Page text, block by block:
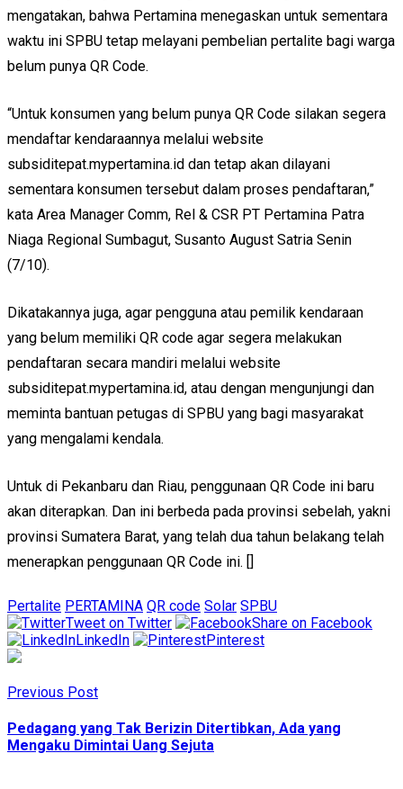
mengatakan, bahwa Pertamina menegaskan untuk sementara
waktu ini SPBU tetap melayani pembelian pertalite bagi warga
belum punya QR Code.
“Untuk konsumen yang belum punya QR Code silakan segera
mendaftar kendaraannya melalui website
subsiditepat.mypertamina.id dan tetap akan dilayani
sementara konsumen tersebut dalam proses pendaftaran,”
kata Area Manager Comm, Rel & CSR PT Pertamina Patra
Niaga Regional Sumbagut, Susanto August Satria Senin
(7/10).
Dikatakannya juga, agar pengguna atau pemilik kendaraan
yang belum memiliki QR code agar segera melakukan
pendaftaran secara mandiri melalui website
subsiditepat.mypertamina.id, atau dengan mengunjungi dan
meminta bantuan petugas di SPBU yang bagi masyarakat
yang mengalami kendala.
Untuk di Pekanbaru dan Riau, penggunaan QR Code ini baru
akan diterapkan. Dan ini berbeda pada provinsi sebelah, yakni
provinsi Sumatera Barat, yang telah dua tahun belakang telah
menerapkan penggunaan QR Code ini. []
Pertalite PERTAMINA QR code Solar SPBU
Tweet on Twitter
Share on Facebook
LinkedIn
Pinterest
Previous Post
Pedagang yang Tak Berizin Ditertibkan, Ada yang
Mengaku Dimintai Uang Sejuta